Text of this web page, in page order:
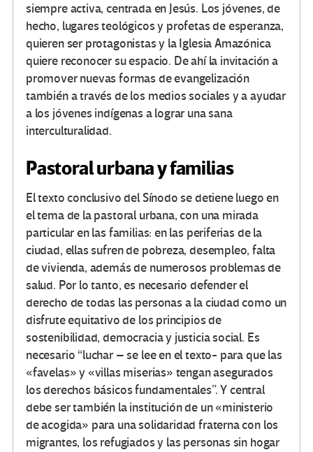
siempre activa, centrada en Jesús. Los jóvenes, de
hecho, lugares teológicos y profetas de esperanza,
quieren ser protagonistas y la Iglesia Amazónica
quiere reconocer su espacio. De ahí la invitación a
promover nuevas formas de evangelización
también a través de los medios sociales y a ayudar
a los jóvenes indígenas a lograr una sana
interculturalidad.
Pastoral urbana y familias
El texto conclusivo del Sínodo se detiene luego en
el tema de la pastoral urbana, con una mirada
particular en las familias: en las periferias de la
ciudad, ellas sufren de pobreza, desempleo, falta
de vivienda, además de numerosos problemas de
salud. Por lo tanto, es necesario defender el
derecho de todas las personas a la ciudad como un
disfrute equitativo de los principios de
sostenibilidad, democracia y justicia social. Es
necesario “luchar – se lee en el texto- para que las
«favelas» y «villas miserias» tengan asegurados
los derechos básicos fundamentales”. Y central
debe ser también la institución de un «ministerio
de acogida» para una solidaridad fraterna con los
migrantes, los refugiados y las personas sin hogar